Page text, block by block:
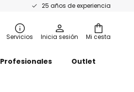
25 años de experiencia
Mi cesta
Servicios Inicia sesión
Profesionales Outlet